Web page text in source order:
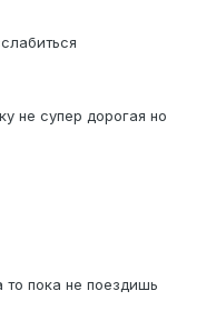
не супер дорогая но
то пока не поездишь